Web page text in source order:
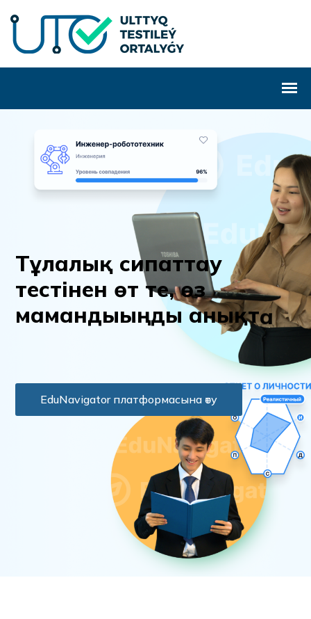
Тұлалық сипаттау
тестінен өт те, өз
мамандыыңды анықта
EduNavigator платформасына өту